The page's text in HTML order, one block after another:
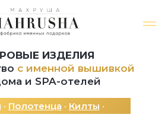
· Полотенца · Килты ·
ИЗДЕЛИЯ
с именной вышивкой
и SPA-отелей